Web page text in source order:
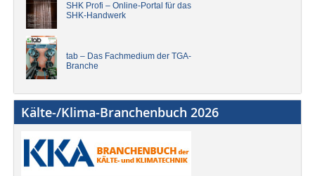
SHK Profi – Online-Portal für das
SHK-Handwerk
tab – Das Fachmedium der TGA-
Branche
Kälte-/Klima-Branchenbuch 2026